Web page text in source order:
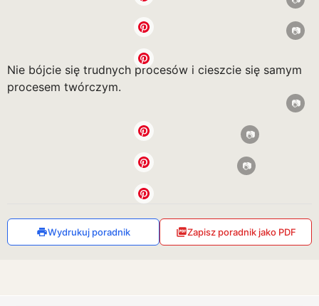
Nie bójcie się trudnych procesów i cieszcie się samym
procesem twórczym.
Wydrukuj poradnik Zapisz poradnik jako PDF